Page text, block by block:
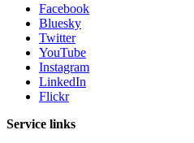
Facebook
Bluesky
Twitter
YouTube
Instagram
LinkedIn
Flickr
Service links